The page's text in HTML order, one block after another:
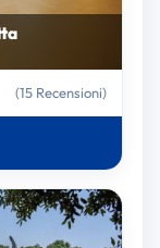
(15 Recensioni)